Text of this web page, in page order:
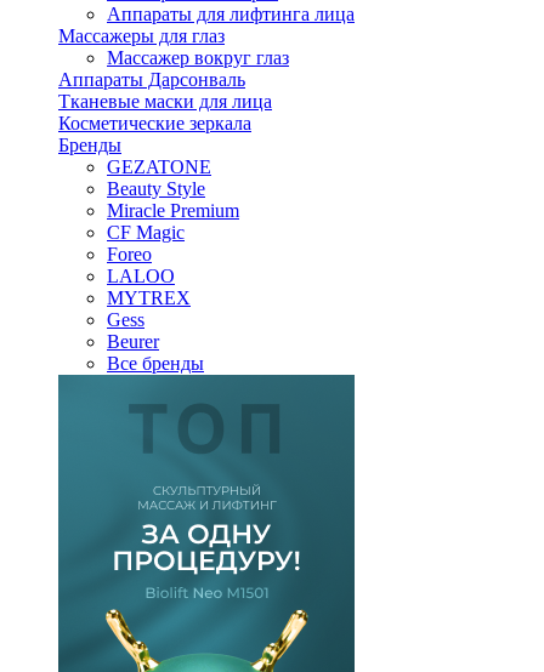
Аппараты для лифтинга лица
Массажеры для глаз
Массажер вокруг глаз
Аппараты Дарсонваль
Тканевые маски для лица
Косметические зеркала
Бренды
GEZATONE
Beauty Style
Miracle Premium
CF Magic
Foreo
LALOO
MYTREX
Gess
Beurer
Все бренды